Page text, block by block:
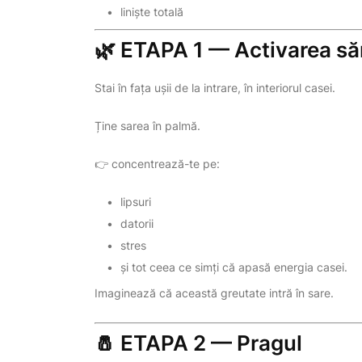
liniște totală
🌿 ETAPA 1 — Activarea
Stai în fața ușii de la intrare, în interiorul casei.
Ține sarea în palmă.
👉 concentrează-te pe:
lipsuri
datorii
stres
și tot ceea ce simți că apasă energia casei.
Imaginează că această greutate intră în sare.
🧂 ETAPA 2 — Pragul